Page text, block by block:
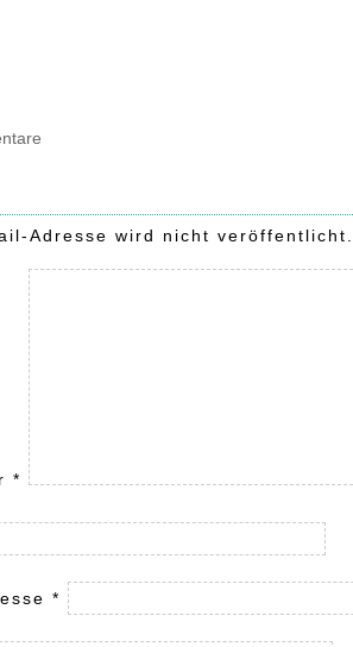
Adresse wird nicht veröffentlicht.
*
*